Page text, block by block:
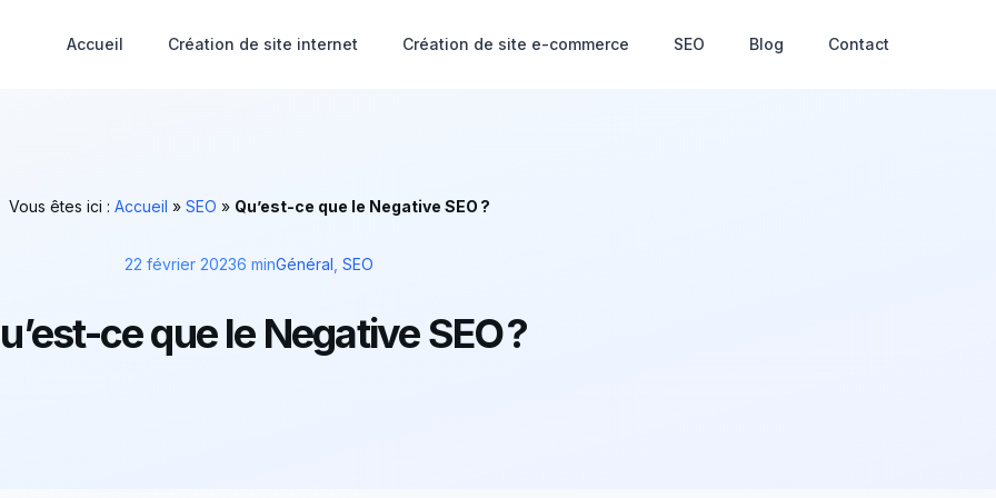
Accueil Création de site internet Création de site e-commerce SEO Blog Contact
Vous êtes ici : Accueil » SEO » Qu’est-ce que le Negative SEO ?
22 février 20236 minGénéral SEO
ce que le Negative SEO ?